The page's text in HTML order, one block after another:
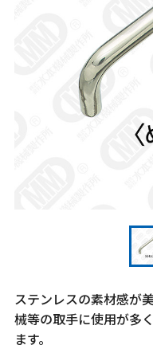
ステンレスの素材感が
械等の取手に使用が多
ます。